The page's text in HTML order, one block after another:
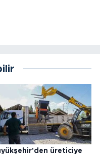
üreticiye